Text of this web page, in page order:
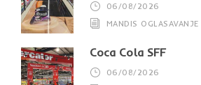
06/08/2026
MANDIS OGLASAVANJE
Coca Cola SFF
06/08/2026